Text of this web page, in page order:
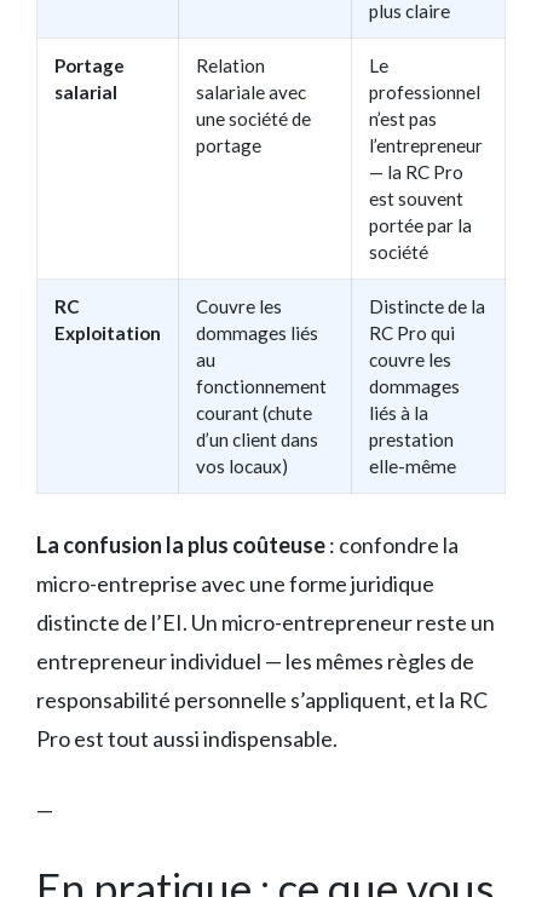
plus claire
Portage
salarial
Relation
salariale avec
une société de
portage
Le
professionnel
n’est pas
l’entrepreneur
— la RC Pro
est souvent
portée par la
société
RC
Exploitation
Couvre les
dommages liés
au
fonctionnement
courant (chute
d’un client dans
vos locaux)
Distincte de la
RC Pro qui
couvre les
dommages
liés à la
prestation
elle-même
La confusion la plus coûteuse: confondre la
micro-entreprise avec une forme juridique
distincte de l’EI. Un micro-entrepreneur reste un
entrepreneur individuel — les mêmes règles de
responsabilité personnelle s’appliquent, et la RC
Pro est tout aussi indispensable.
—